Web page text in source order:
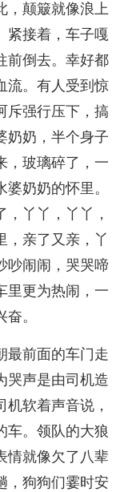
，颠簸就像浪上
紧接着，车子嘎
前倒去。幸好都
流。有人受到惊
斥强行压下，搞
奶奶，半个身子
，玻璃碎了，一
奶奶的怀里。
丫丫，丫丫，
，亲了又亲，丫
吵闹闹，哭哭啼
里更为热闹，一
。
最前面的车门走
哭声是由司机造
软着声音说，
车。领队的大狼
情就像欠了八辈
，狗狗们霎时安